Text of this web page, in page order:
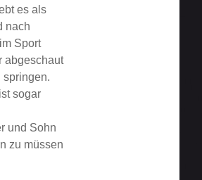
es als
nach
Sport
abgeschaut
springen.
sogar
und Sohn
zu müssen